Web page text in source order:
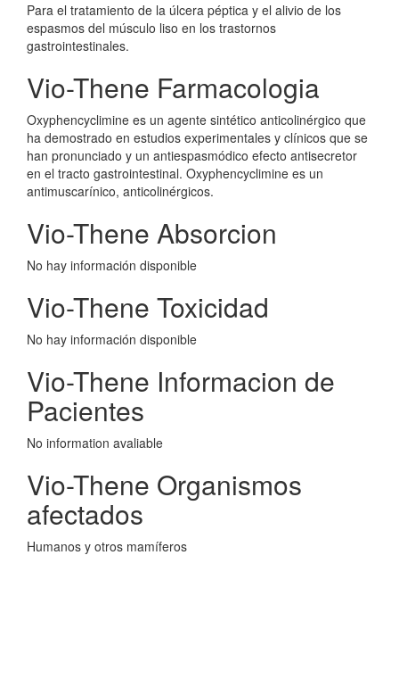
Para el tratamiento de la úlcera péptica y el alivio de los
espasmos del músculo liso en los trastornos
gastrointestinales.
Vio-Thene Farmacologia
Oxyphencyclimine es un agente sintético anticolinérgico que
ha demostrado en estudios experimentales y clínicos que se
han pronunciado y un antiespasmódico efecto antisecretor
en el tracto gastrointestinal. Oxyphencyclimine es un
antimuscarínico, anticolinérgicos.
Vio-Thene Absorcion
No hay información disponible
Vio-Thene Toxicidad
No hay información disponible
Vio-Thene Informacion de
Pacientes
No information avaliable
Vio-Thene Organismos
afectados
Humanos y otros mamíferos